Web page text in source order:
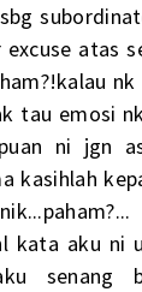
atas
tau emosi
ni jgn
kasihlah
kata aku ni
senang